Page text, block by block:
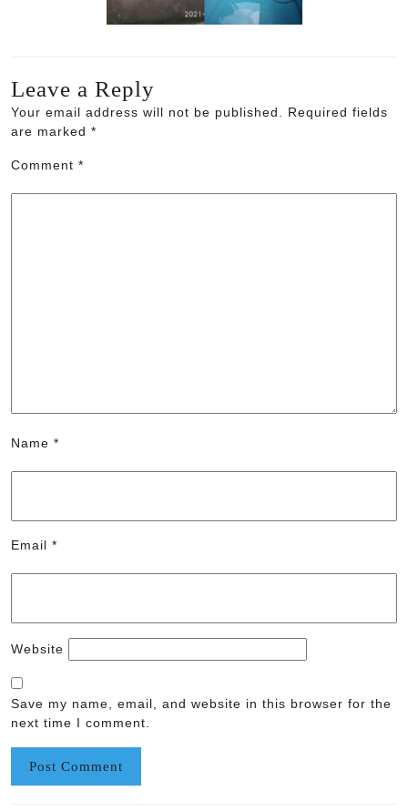
Leave a Reply
Your email address will not be published.
Required fields
are marked *
Comment *
Name *
Email *
Website
Save my name, email, and website in this browser for the
next time I comment.